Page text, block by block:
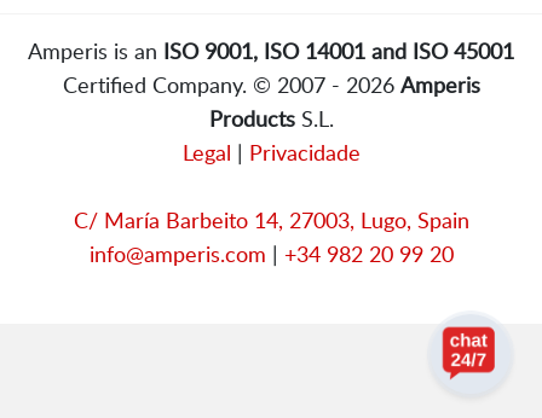
Amperis is an ISO 9001, ISO 14001 and ISO 45001
Certified Company. © 2007 - 2026 Amperis
ProductsS.L.
Legal | Privacidade
C/ María Barbeito 14, 27003, Lugo, Spain
info@amperis.com | +34 982 20 99 20